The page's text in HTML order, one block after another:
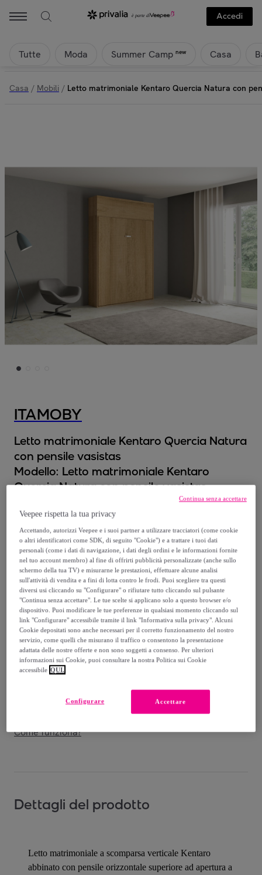
Accedi
Tutte Moda Summer Camp new Casa
Casa / Mobili / Letto matrimoniale Kentaro Quercia Natura con
ITAMOBY
Letto matrimoniale Kentaro Quercia Natura
con pensile vasistas
Modello: Letto matrimoniale Kentaro
Quercia Natura con pensile vasistas
1.639,00 €
4.223,00 €
-61%
Venduto daItamoby - Your furniture business partner
Consegna
Spedizione gratuita
Consegna: tra il11/08
Come funziona?
Dettagli del prodotto
Letto matrimoniale a scomparsa verticale Kentaro
abbinato con pensile orizzontale superiore ad apertura a
Veepee rispetta la tua privacy
Accettando, autorizzi Veepee e i suoi partner a utilizzare tracciatori (come cookie
o altri identificatori come SDK, di seguito "Cookie") e a trattare i tuoi dati
personali (come i dati di navigazione, i dati degli ordini e le informazioni fornite
nel tuo account membro) al fine di offrirti pubblicità personalizzate (anche sullo
schermo della tua TV) e misurarne le prestazioni, effettuare alcune analisi
sull'attività di vendita e a fini di lotta contro le frodi. Puoi scegliere tra questi
diversi usi cliccando su "Configurare" o rifiutare tutto cliccando sul pulsante
"Continua senza accettare". Le tue scelte si applicano solo a questo browser e/o
dispositivo. Puoi modificare le tue preferenze in qualsiasi momento cliccando sul
link "Configurare" accessibile tramite il link "Informativa sulla privacy". Alcuni
Cookie depositati sono anche necessari per il corretto funzionamento del nostro
servizio, come quelli che misurano il traffico o consentono la presentazione
adattata delle nostre offerte e non sono soggetti a consenso. Per ulteriori
informazioni sui Cookie, puoi consultare la nostra Politica sui Cookie
accessibile QUI.
Accettare
Configurare
Continua senza accettare